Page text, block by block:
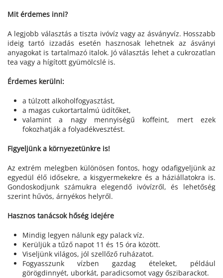
Mit érdemes inni?
A legjobb választás a tiszta ivóvíz vagy az ásványvíz. Hosszabb
ideig tartó izzadás esetén hasznosak lehetnek az ásványi
anyagokat is tartalmazó italok. Jó választás lehet a cukrozatlan
tea vagy a hígított gyümölcslé is.
Érdemes kerülni:
a túlzott alkoholfogyasztást,
a magas cukortartalmú üdítőket,
valamint a nagy mennyiségű koffeint, mert ezek
fokozhatják a folyadékvesztést.
Figyeljünk a környezetünkre is!
Az extrém melegben különösen fontos, hogy odafigyeljünk az
egyedül élő idősekre, a kisgyermekekre és a háziállatokra is.
Gondoskodjunk számukra elegendő ivóvízről, és lehetőség
szerint hűvös, árnyékos helyről.
Hasznos tanácsok hőség idejére
Mindig legyen nálunk egy palack víz.
Kerüljük a tűző napot 11 és 15 óra között.
Viseljünk világos, jól szellőző ruházatot.
Fogyasszunk vízben gazdag ételeket, például
görögdinnyét, uborkát, paradicsomot vagy őszibarackot.